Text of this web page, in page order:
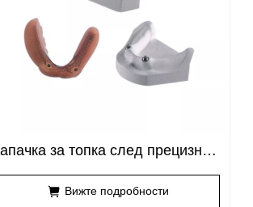
за топка след прецизност
прикрепяне
Вижте подробности